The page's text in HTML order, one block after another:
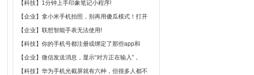
【科技】 1分钟上手印象笔记小程序!
【企业】 拿小米手机拍照，别再用傻瓜模式！打开
【企业】 联想智能手表无法使用!
【科技】 你的手机号都注册或绑定了那些app和
【企业】 微信发送消息，显示“对方正在输入”，
【科技】 华为手机光截屏就有六种，但很多人都不